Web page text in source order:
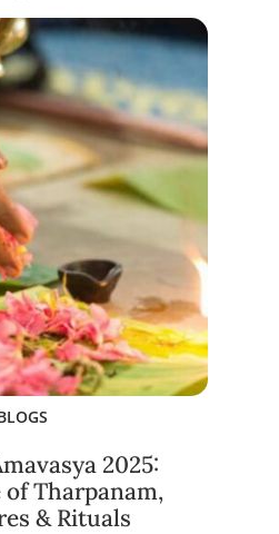
2025:
Tharpanam,
& Rituals